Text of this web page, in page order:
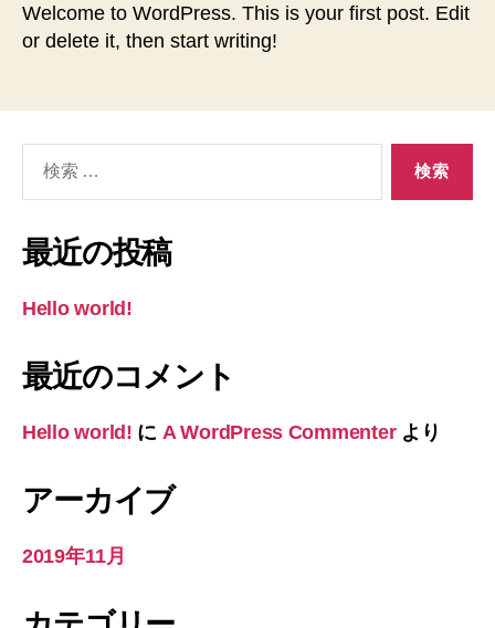
Welcome to WordPress. This is your first post. Edit
or delete it, then start writing!
象:
最近の投稿
Hello world!
最近のコメント
Hello world! に A WordPress Commenterより
アーカイブ
2019年11月